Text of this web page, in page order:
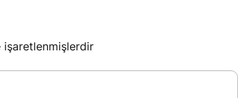
işaretlenmişlerdir